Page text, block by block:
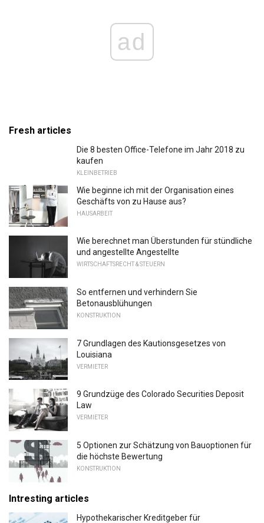
ad
Fresh articles
Die 8 besten Office-Telefone im Jahr 2018 zu
kaufen
KLEINBETRIEB
Wie beginne ich mit der Organisation eines
Geschäfts von zu Hause aus?
HAUSARBEIT
Wie berechnet man Überstunden für stündliche
und angestellte Angestellte
WIRTSCHAFTSRECHT & STEUERN
So entfernen und verhindern Sie
Betonausblühungen
KONSTRUKTION
7 Grundlagen des Kautionsgesetzes von
Louisiana
VERMIETER
9 Grundzüge des Colorado Securities Deposit
Law
VERMIETER
5 Optionen zur Schätzung von Bauoptionen für
die höchste Bewertung
KONSTRUKTION
Intresting articles
Hypothekarischer Kreditgeber für